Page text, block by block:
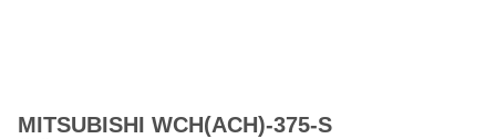
MITSUBISHI WCH(ACH)-375-S